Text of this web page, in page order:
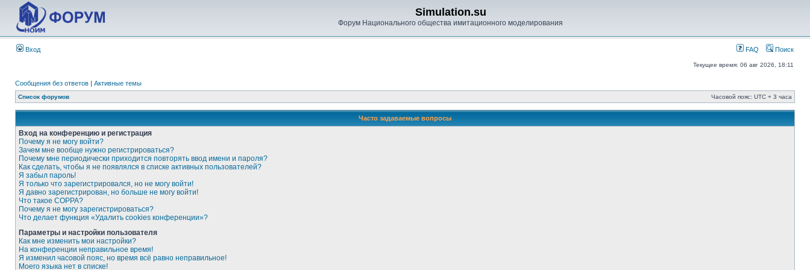
Simulation.su
Форум Национального общества имитационного моделирования
Вход FAQ Поиск
Текущее время: 06 авг 2026, 18:11
Сообщения без ответов | Активные темы
Список форумов Часовой пояс: UTC + 3 часа
Часто задаваемые вопросы
Вход на конференцию и регистрация
Почему я не могу войти?
Зачем мне вообще нужно регистрироваться?
Почему мне периодически приходится повторять ввод имени и пароля?
Как сделать, чтобы я не появлялся в списке активных пользователей?
Я забыл пароль!
Я только что зарегистрировался, но не могу войти!
Я давно зарегистрирован, но больше не могу войти!
Что такое COPPA?
Почему я не могу зарегистрироваться?
Что делает функция «Удалить cookies конференции»?
Параметры и настройки пользователя
Как мне изменить мои настройки?
На конференции неправильное время!
Я изменил часовой пояс, но время всё равно неправильное!
Моего языка нет в списке!